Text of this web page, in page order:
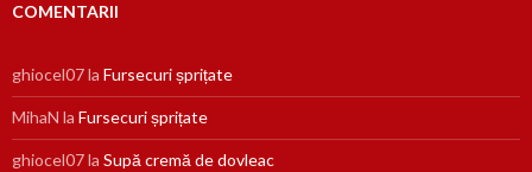
COMENTARII
ghiocel07la Fursecuri șprițate
MihaN la Fursecuri șprițate
ghiocel07la Supă cremă de dovleac